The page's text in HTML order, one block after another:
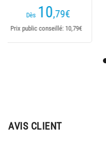
Dès 7,90
Prix public conseillé: NC
AVIS CLIENT